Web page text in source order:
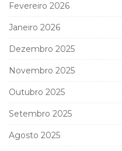
Fevereiro 2026
Janeiro 2026
Dezembro 2025
Novembro 2025
Outubro 2025
Setembro 2025
Agosto 2025